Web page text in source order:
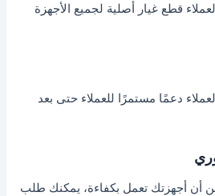
قطع غيار أصلية لجميع الأجهزة
دعمًا مستمرًا للعملاء حتى بعد
أن أجهزتك تعمل بكفاءة، يمكنك طلب